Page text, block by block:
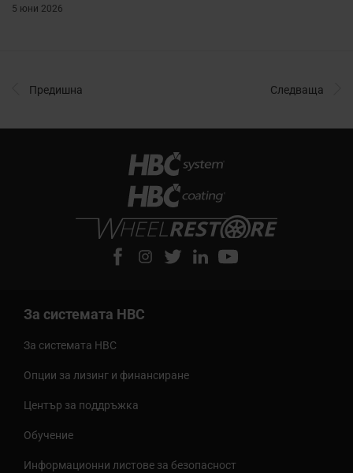
5 юни 2026
Предишна Следваща
За системата HBC
За системата HBC
Опции за лизинг и финансиране
Център за поддръжка
Обучение
Информационни листове за безопасност